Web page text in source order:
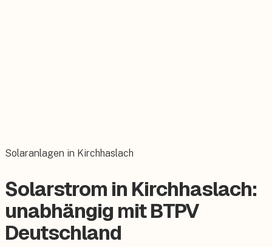
Solaranlagen in Kirchhaslach
Solarstrom in Kirchhaslach:
unabhängig mit BTPV
Deutschland